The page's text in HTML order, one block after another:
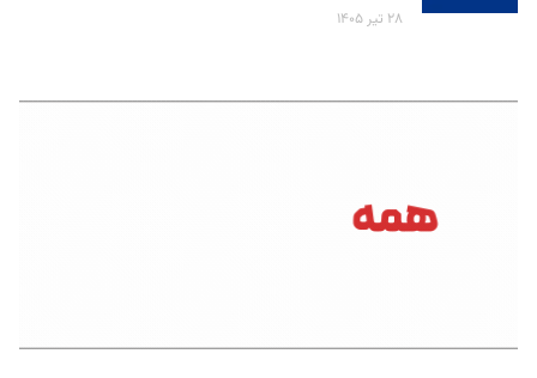
۲۸ تیر ۱۴۰۵